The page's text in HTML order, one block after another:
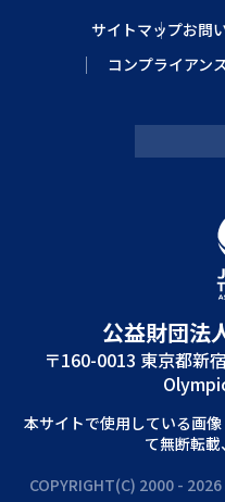
サイトマップお問
コンプライアン
公益財団法
〒160-0013 東京都新
本サイトで使⽤している画
て無断転
COPYRIGHT(C) 2000 - 2026